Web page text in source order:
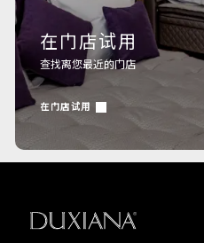
在门店试用
查找离您最近的门店
在门店试用
返回起始页